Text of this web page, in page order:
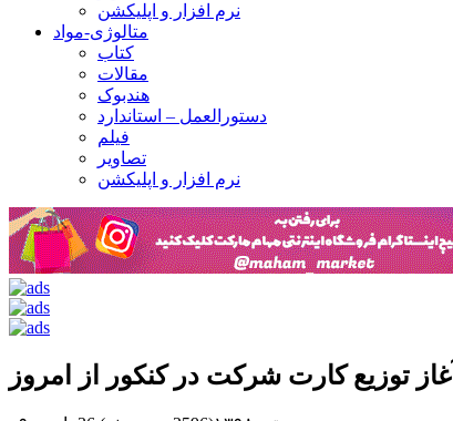
نرم افزار و اپلیکشن
متالوژی-مواد
کتاب
مقالات
هندبوک
دستورالعمل – استاندارد
فیلم
تصاویر
نرم افزار و اپلیکشن
آغاز توزیع کارت شرکت در کنکور از امروز